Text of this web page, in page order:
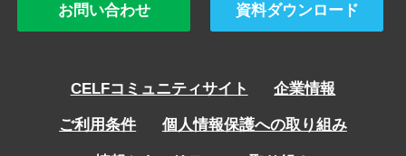
お問い合わせ 資料ダウンロード
CELFコミュニティサイト 企業情報
ご利用条件 個人情報保護への取り組み